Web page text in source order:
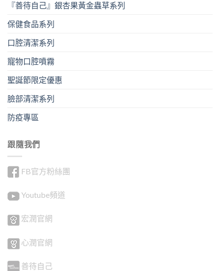
『善待自己』銀杏果黃金蟲草系列
保健食品系列
口腔清潔系列
寵物口腔噴霧
聖誕節限定優惠
臉部清潔系列
防疫專區
跟隨我們
FB官方粉絲團
Youtube頻道
宏潤官網
心潤官網
善待自己